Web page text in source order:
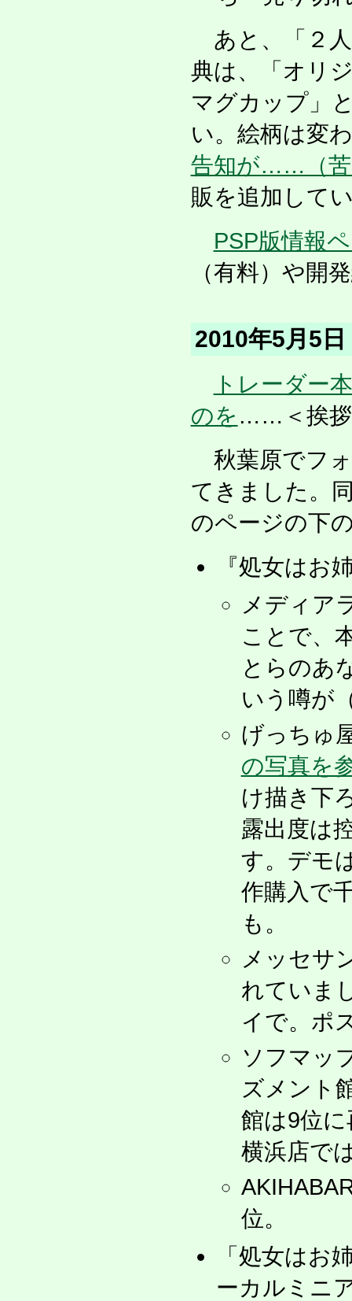
あと、「２
典は、「オリ
マグカップ」
い。絵柄は変
告知が……（苦
販を追加して
PSP版情報
（有料）や開
2010年5月5
トレーダー
のを ……＜挨拶
秋葉原でフ
てきました。
のページの下
『処女は
メディア
ことで、
とらのあ
いう噂が
げっちゅ
の写真を
け描き下
露出度は
す。デモ
作購入で
も。
メッセサ
れていま
イで。ポ
ソフマッ
ズメント
館は9位
横浜店で
位。
「処女は
ーカルミニ